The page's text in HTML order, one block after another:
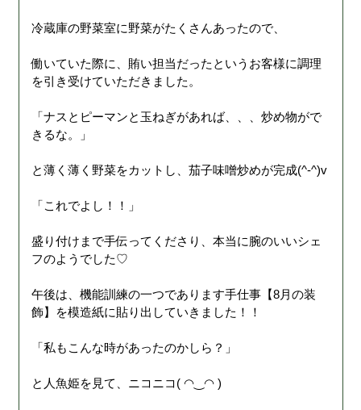
冷蔵庫の野菜室に野菜がたくさんあったので、
働いていた際に、賄い担当だったというお客様に調理
を引き受けていただきました。
「ナスとピーマンと玉ねぎがあれば、、、炒め物がで
きるな。」
と薄く薄く野菜をカットし、茄子味噌炒めが完成(^-^)v
「これでよし！！」
盛り付けまで手伝ってくださり、本当に腕のいいシェ
フのようでした♡
午後は、機能訓練の一つであります手仕事【8月の装
飾】を模造紙に貼り出していきました！！
「私もこんな時があったのかしら？」
と人魚姫を見て、ニコニコ( ◠‿◠ )